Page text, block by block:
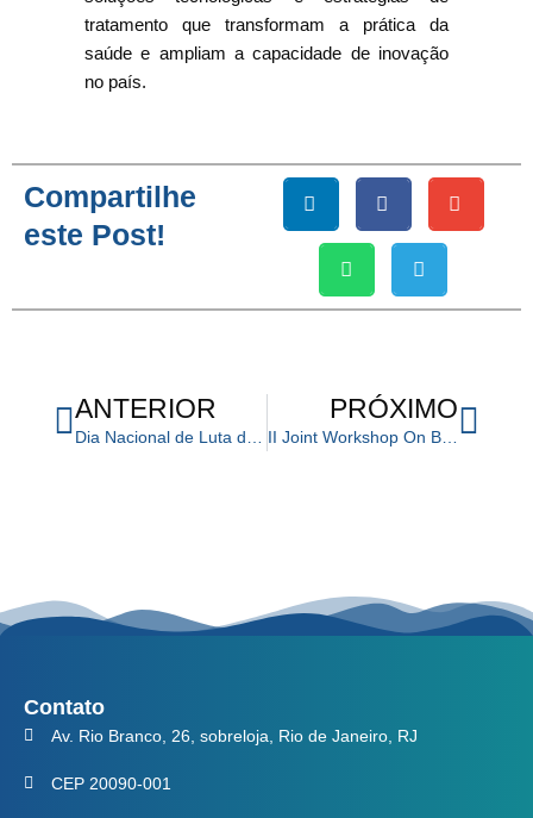
tratamento que transformam a prática da
saúde e ampliam a capacidade de inovação
no país.
Compartilhe
este Post!
Anterior
ANTERIOR PRÓXIMO
II Joint Workshop On Biomedical Engineering 2025
Contato
Av. Rio Branco, 26, sobreloja, Rio de Janeiro, RJ
CEP 20090-001